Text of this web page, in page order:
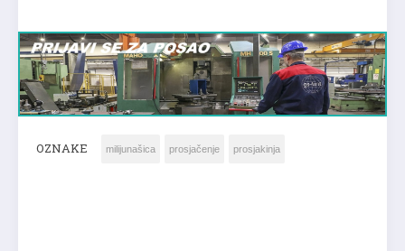
OZNAKE milijunašica prosjačenje prosjakinja